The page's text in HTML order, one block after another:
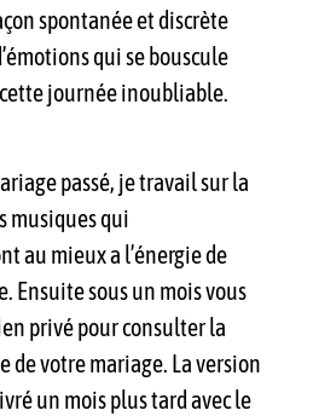
spontanée et discrète
qui se bouscule
journée inoubliable.
passé, je travail sur la
musiques qui
au mieux a l’énergie de
Ensuite sous un mois vous
privé pour consulter la
de votre mariage. La version
un mois plus tard avec le